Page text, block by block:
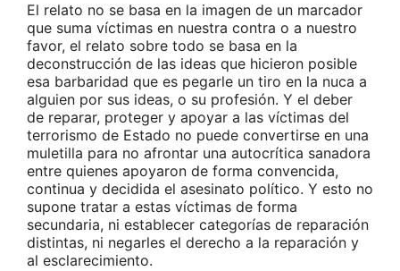
El relato no se basa en la imagen de un marcador
que suma víctimas en nuestra contra o a nuestro
favor, el relato sobre todo se basa en la
deconstrucción de las ideas que hicieron posible
esa barbaridad que es pegarle un tiro en la nuca a
alguien por sus ideas, o su profesión. Y el deber
de reparar, proteger y apoyar a las víctimas del
terrorismo de Estado no puede convertirse en una
muletilla para no afrontar una autocrítica sanadora
entre quienes apoyaron de forma convencida,
continua y decidida el asesinato político. Y esto no
supone tratar a estas víctimas de forma
secundaria, ni establecer categorías de reparación
distintas, ni negarles el derecho a la reparación y
al esclarecimiento.